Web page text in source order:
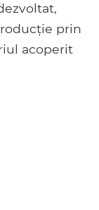
prin
acoperit